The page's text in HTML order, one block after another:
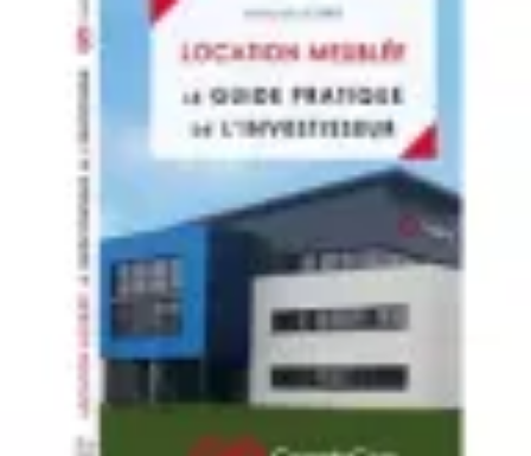
Mobilier Pratique
Rangement Aménagement intérieurBureauAménagement de
Mobilier Multifonctions
Mobilier Pratique